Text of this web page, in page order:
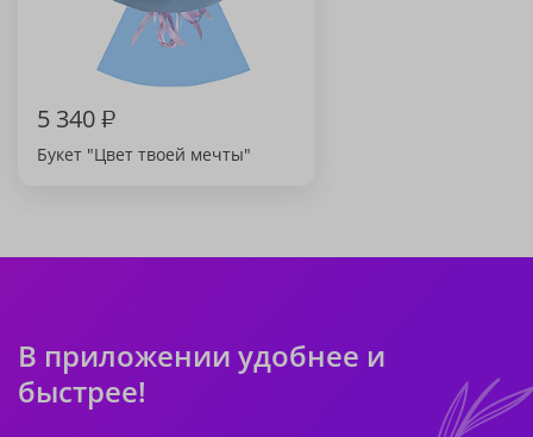
5 340₽
Букет "Цвет твоей мечты"
В приложении удобнее и
быстрее!